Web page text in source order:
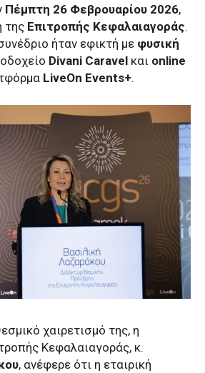
Πέμπτη 26 Φεβρουαρίου 2026,
της Επιτροπής Κεφαλαιαγοράς.
ήταν εφικτή με φυσική
Divani Caravel και online
LiveOn Events+.
χαιρετισμό της, η
Κεφαλαιαγοράς, κ.
, ανέφερε ότι η εταιρική